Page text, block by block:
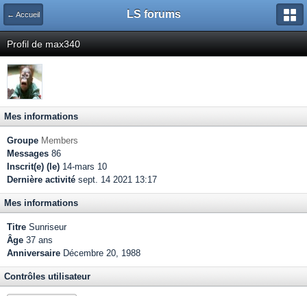
← Accueil LS forums
Profil de max340
Mes informations
Groupe Members
Messages 86
Inscrit(e) (le) 14-mars 10
Dernière activité sept. 14 2021 13:17
Mes informations
Titre Sunriseur
Âge 37 ans
Anniversaire Décembre 20, 1988
Contrôles utilisateur